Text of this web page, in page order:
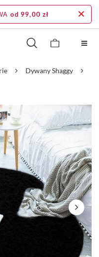
od 99,00 zł
Dywany Shaggy